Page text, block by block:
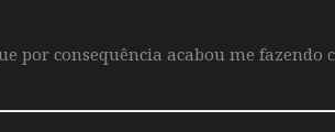
por consequência acabou me